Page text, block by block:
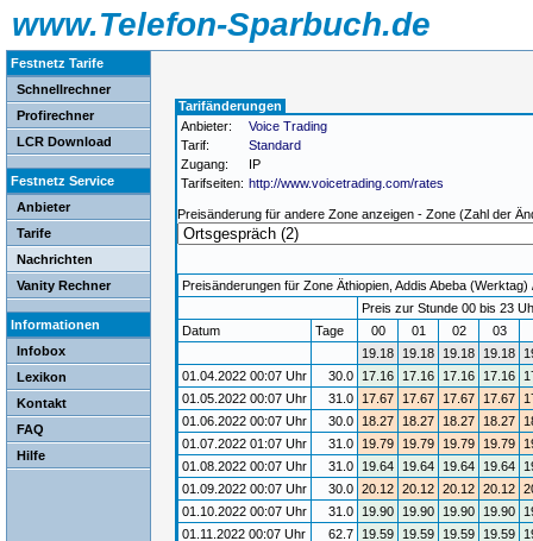
www.Telefon-Sparbuch.de
Festnetz Tarife
Schnellrechner
Profirechner
LCR Download
Festnetz Service
Anbieter
Tarife
Nachrichten
Vanity Rechner
Informationen
Infobox
Lexikon
Kontakt
FAQ
Hilfe
Tarifänderungen
Anbieter:
Voice Trading
Tarif:
Standard
Zugang:
IP
Tarifseiten: http://www.voicetrading.com/rates
Preisänderung für andere Zone anzeigen - Zone (Zahl der
Preisänderungen für Zone Äthiopien, Addis Abeba
Preis zur Stunde 00 bis 23
Datum
Tage 00 01 02 03
19.18
19.18 19.18 19.18
01.04.2022 00:07 Uhr
30.0 17.16 17.16 17.16 17.16
01.05.2022 00:07 Uhr
31.0 17.67 17.67 17.67 17.67
01.06.2022 00:07 Uhr
30.0 18.27 18.27 18.27 18.27
01.07.2022 01:07 Uhr
31.0 19.79 19.79 19.79 19.79
01.08.2022 00:07 Uhr
31.0 19.64 19.64 19.64 19.64
01.09.2022 00:07 Uhr
30.0 20.12 20.12 20.12 20.12
01.10.2022 00:07 Uhr
31.0 19.90 19.90 19.90 19.90
01.11.2022 00:07 Uhr
62.7 19.59 19.59 19.59 19.59